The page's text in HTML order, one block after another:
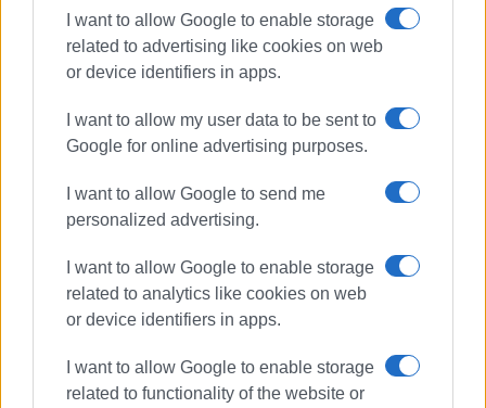
I want to allow Google to enable storage
related to advertising like cookies on web
or device identifiers in apps.
I want to allow my user data to be sent to
Google for online advertising purposes.
I want to allow Google to send me
personalized advertising.
I want to allow Google to enable storage
related to analytics like cookies on web
or device identifiers in apps.
I want to allow Google to enable storage
related to functionality of the website or
ΣΧΕΤΙΚA AΡΘΡΑ
κράνους - οι 83 στην Κέρκυρα
571 παραβάσεις στην Κέρκυρα την
25/10)
3.783 τροχονομικοί έλεγχοι στα
νησιά του Ιονίου - 588 παραβάσεις
στην Κέρκυρα